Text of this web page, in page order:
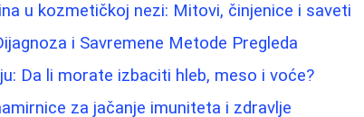
u kozmetičkoj nezi: Mitovi, činjenice i saveti
i Savremene Metode Pregleda
Da li morate izbaciti hleb, meso i voće?
za jačanje imuniteta i zdravlje